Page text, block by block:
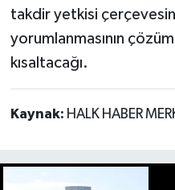
takdir yetkisi
yorumlanmasının
kısaltacağı.
Kaynak: HALK HABER